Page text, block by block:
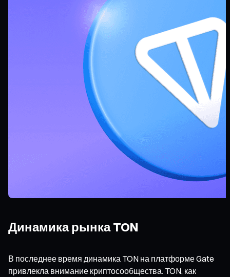
Динамика рынка TON
В последнее время динамика TON на платформе Gate
привлекла внимание криптосообщества. TON, как